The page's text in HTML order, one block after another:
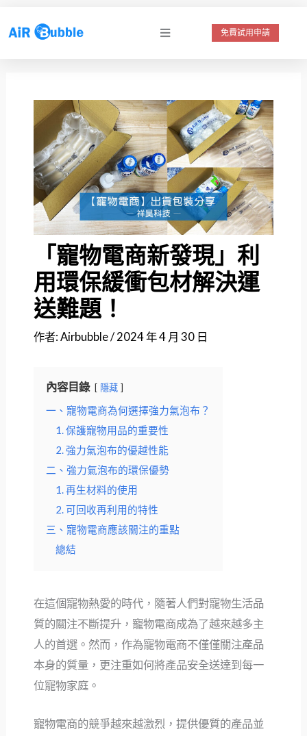
至
免費試用申請
「寵物電商新發現」利
用環保緩衝包材解決運
送難題！
作者: Airbubble/ 2024 年 4 月 30 日
內容目錄 隱藏
一、寵物電商為何選擇強力氣泡布？
1. 保護寵物用品的重要性
2. 強力氣泡布的優越性能
二、強力氣泡布的環保優勢
1. 再生材料的使用
2. 可回收再利用的特性
三、寵物電商應該關注的重點
總結
在這個寵物熱愛的時代，隨著人們對寵物生活品
質的關注不斷提升，寵物電商成為了越來越多主
人的首選。然而，作為寵物電商不僅僅關注產品
本身的質量，更注重如何將產品安全送達到每一
位寵物家庭。
寵物電商的競爭越來越激烈，提供優質的產品並